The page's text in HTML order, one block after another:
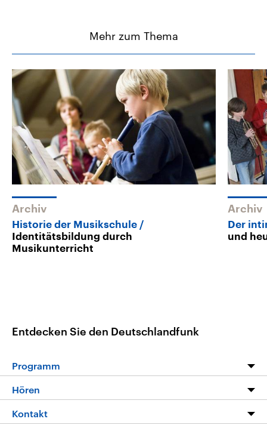
Mehr zum Thema
Archiv
Historie der Musikschule
Identitätsbildung durch
Musikunterricht
Archiv
Der
und
Entdecken Sie den Deutschlandfunk
Programm
Programm
Hören
Livestream
Kontakt